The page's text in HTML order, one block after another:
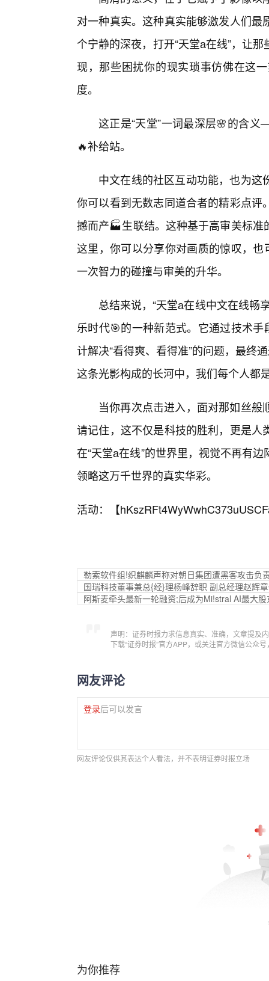
对一种真实。这种真实能够激发人们
个宁静的深夜，打开“天堂а在线”，让
现，那些困扰你的现实琐事仿佛在这
度。
这正是“天堂”一词最深层🌸的含
🔥补给站。
中文在线的社区互动功能，也为
你可以看到无数志同道合者的精彩点
撼而产🏭生联结。这种基于高审美标
这里，你可以分享你对画质的惊叹，
一次智力的碰撞与审美的升华。
总结来说，“天堂а在线中文在线畅
乐时代🎯的一种新范式。它通过技术
计解决“看得爽、看得准”的问题，最终
这条光影构成的长河中，我们每个人都
当你再次点击进入，面对那如丝
请记住，这不仅是科技的胜利，更是
在“天堂а在线”的世界里，视觉不再有
领略这万千世界的真实华彩。
活动：【
勒索软件组!织麒麟声称对朝日集团遭黑客攻击负
国瑞科技董事兼总{经}理杨峰辞职 副总经理赵辉
阿斯麦牵头最新一轮融资;后成为Mi!stral AI最大股
声明：证券时报力求信息真实、准确，文章提及
下载“证券时报”官方APP，或关注官方微信公众
网友评论
登录后可以发言
网友评论仅供其表达个人看法，并不表明证券时报立场
为你推荐